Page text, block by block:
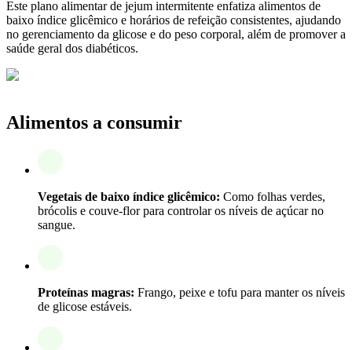
Este plano alimentar de jejum intermitente enfatiza alimentos de
baixo índice glicêmico e horários de refeição consistentes, ajudando
no gerenciamento da glicose e do peso corporal, além de promover a
saúde geral dos diabéticos.
Alimentos a consumir
Vegetais de baixo índice glicêmico: Como folhas verdes,
brócolis e couve-flor para controlar os níveis de açúcar no
sangue.
Proteínas magras: Frango, peixe e tofu para manter os níveis
de glicose estáveis.